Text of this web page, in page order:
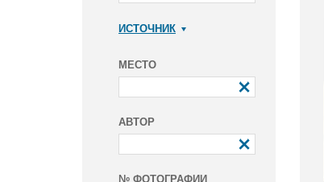
ИСТОЧНИК
МЕСТО
АВТОР
№ ФОТОГРАФИИ